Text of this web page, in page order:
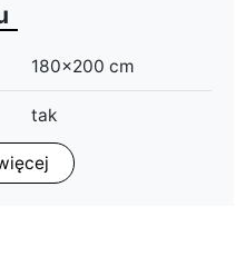
180x200 cm
tak
7 dni roboczych